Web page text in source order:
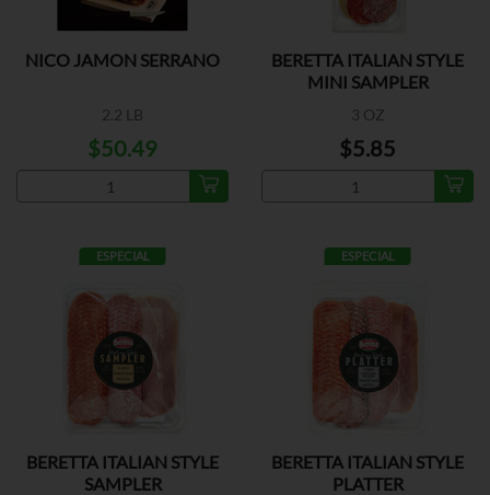
NICO JAMON SERRANO
2.2 LB
$50.49
BERETTA ITALIAN STYLE
MINI SAMPLER
3 OZ
$5.85
ESPECIAL
BERETTA ITALIAN STYLE
SAMPLER
ESPECIAL
BERETTA ITALIAN STYLE
PLATTER